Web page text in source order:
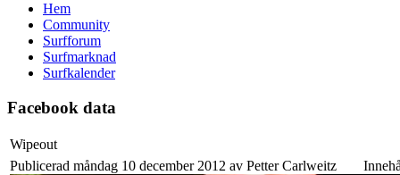
Hem
Community
Surfforum
Surfmarknad
Surfkalender
Facebook data
Wipeout
Publicerad måndag 10 december 2012 av Petter Carlweitz